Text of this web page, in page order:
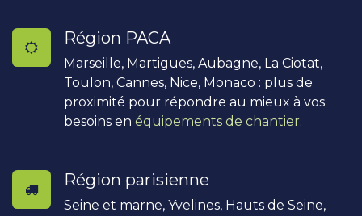
Région PACA
Marseille, Martigues, Aubagne, La Ciotat,
Toulon, Cannes, Nice, Monaco : plus de
proximité pour répondre au mieux à vos
besoins en équipements de chantier.
Région parisienne
Seine et marne, Yvelines, Hauts de Seine,